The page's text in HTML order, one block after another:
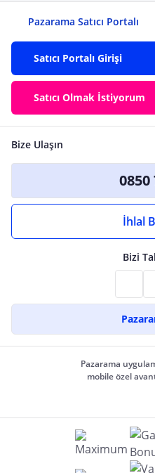
Pazarama Satıcı Portalı
Satıcı Portalı Girişi
Satıcı Olmak İstiyorum
Bize Ulaşın
0850
İhlal
Bizi
Pazarama
mobile özel